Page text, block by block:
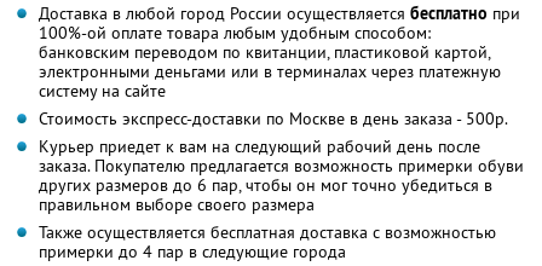
Доставка в любой город России осуществляется бесплатно при
100%-ой оплате товара любым удобным способом:
банковским переводом по квитанции, пластиковой картой,
электронными деньгами или в терминалах через платежную
систему на сайте
Стоимость экспресс-доставки по Москве в день заказа - 500р.
Курьер приедет к вам на следующий рабочий день после
заказа. Покупателю предлагается возможность примерки обуви
других размеров до 6 пар, чтобы он мог точно убедиться в
правильном выборе своего размера
Также осуществляется бесплатная доставка с возможностью
примерки до 4 пар в следующие города